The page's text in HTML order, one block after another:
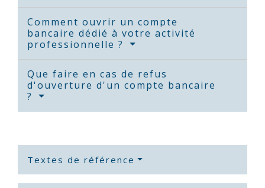
Comment ouvrir un compte
bancaire dédié à votre activité
professionnelle ?
Que faire en cas de refus
d'ouverture d'un compte bancaire
?
Textes de référence